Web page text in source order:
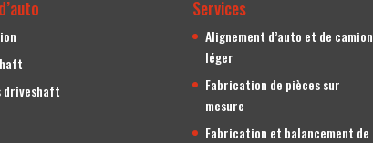
driveshaft
Services
Alignement d’auto et de camion
léger
Fabrication de pièces sur
mesure
Fabrication et balancement de